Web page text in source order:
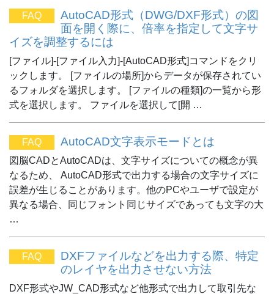
FAQ
AutoCAD形式（DWG/DXF形式）の図
面を開く際に、倍率を指定して文字サ
イズを調整するには
[ファイル]-[ファイル入力]-[AutoCAD形式]コマンドをクリ
ックします。 [ファイルの場所]からデータが保存されてい
るフォルダを選択します。 [ファイルの種類]の一覧から形
式を選択します。 ファイルを選択して[開 …
FAQ AutoCAD文字表示モードとは
図脳CADとAutoCADは、文字サイズについての概念が異
なるため、 AutoCAD形式で出力する場合の文字サイズに
誤差が生じることがあります。他のPCやユーザで設定が
異なる場合、同じフォント同じサイズであっても文字の大
…
FAQ
DXFファイルなどを出力する際、特定
のレイヤを出力させない方法
DXF形式やJW_CAD形式など他形式で出力して取引先な